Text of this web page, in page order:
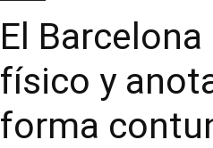
El
físico y
forma